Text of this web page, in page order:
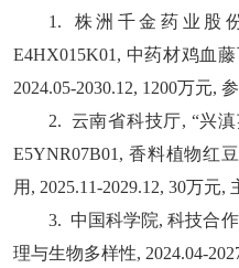
1. 株洲千金药业股
E4HX015K01, 中药材鸡血
2024.05-2030.12, 1200万元,
2. 云南省科技厅, “兴
E5YNR07B01, 香料植物红
用, 2025.11-2029.12, 30万元,
3. 中国科学院, 科技合
理与生物多样性, 2024.04-